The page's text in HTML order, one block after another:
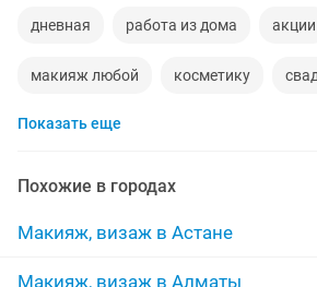
дневная работа из дома акции
макияж любой косметику
волосы
дневной работа женщина
краска реснички визажист
Показать еще
Похожие в городах
Макияж, визаж в Астане
Макияж, визаж в Алматы